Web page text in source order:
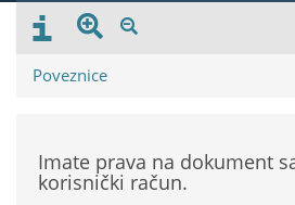
Poveznice
Imate prava na dokument
korisnički račun.